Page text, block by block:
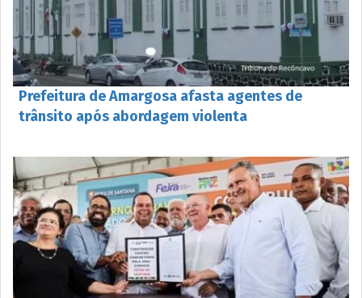
Prefeitura de Amargosa afasta agentes de
trânsito após abordagem violenta